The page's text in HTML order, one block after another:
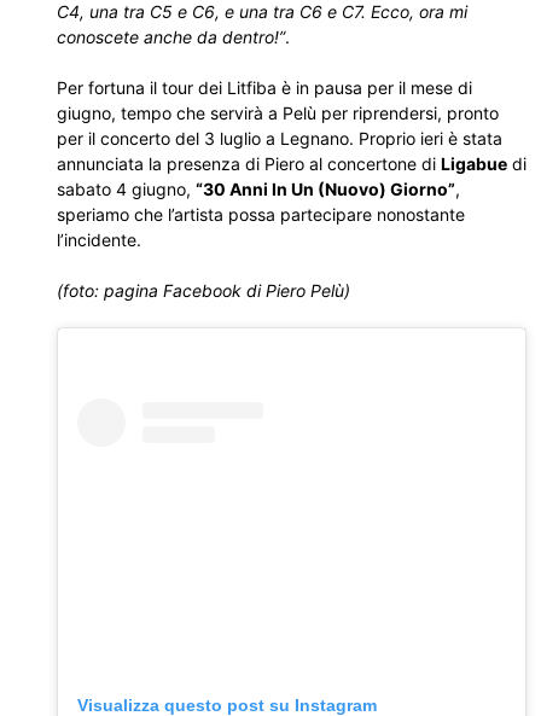
C4, una tra C5 e C6, e una tra C6 e C7. Ecco, ora mi
conoscete anche da dentro!”.
Per fortuna il tour dei Litfiba è in pausa per il mese di
giugno, tempo che servirà a Pelù per riprendersi, pronto
per il concerto del 3 luglio a Legnano. Proprio ieri è stata
annunciata la presenza di Piero al concertone di Ligabue di
sabato 4 giugno, “30 Anni In Un (Nuovo) Giorno”,
speriamo che l’artista possa partecipare nonostante
l’incidente.
(foto: pagina Facebook di Piero Pelù)
Visualizza questo post su Instagram